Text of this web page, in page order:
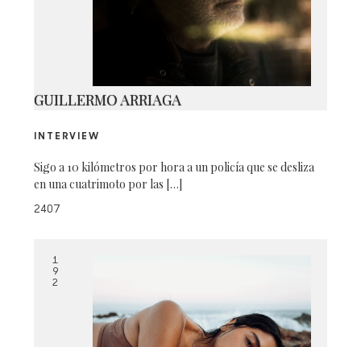
IMG_5378
GUILLERMO ARRIAGA
INTERVIEW
Sigo a 10 kilómetros por hora a un policía que se desliza
en una cuatrimoto por las […]
2407
1
9
2